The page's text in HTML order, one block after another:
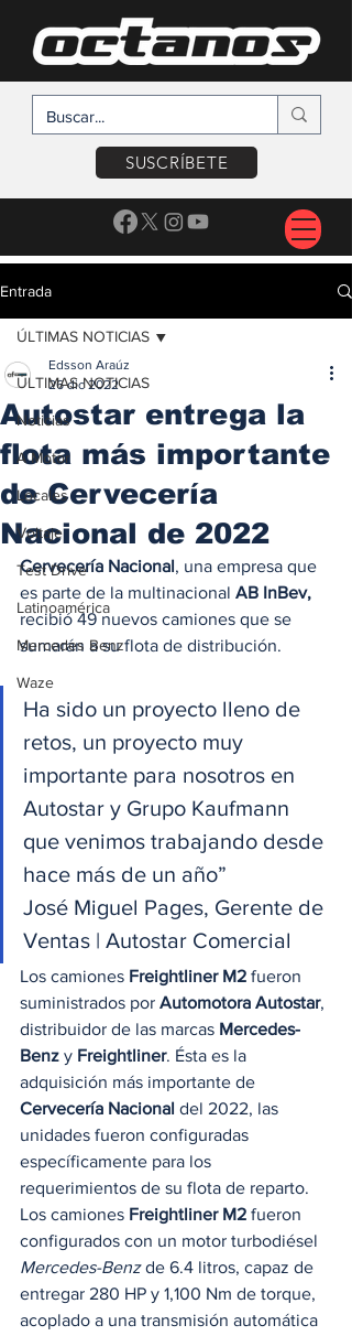
SUSCRÍBETE
Entrada
ÚLTIMAS NOTICIAS
Noticias
A Motor
Locales
Voltaje
Test Drive
Latinoamérica
Mercedes Benz
Waze
ÚLTIMAS NOTICIAS
Autostar entrega la
flota más importante
de Cervecería
Nacional de 2022
Edsson Araúz
26 dic 2022
Cervecería Nacional, una empresa que
es parte de la multinacional AB InBev,
recibió 49 nuevos camiones que se
sumarán a su flota de distribución.
Ha sido un proyecto lleno de
retos, un proyecto muy
importante para nosotros en
Autostar y Grupo Kaufmann
que venimos trabajando desde
hace más de un año”
José Miguel Pages, Gerente de
Ventas | Autostar Comercial
Los camiones Freightliner M2 fueron
suministrados por Automotora Autostar,
distribuidor de las marcas Mercedes-
Benz y Freightliner. Ésta es la
adquisición más importante de
Cervecería Nacional del 2022, las
unidades fueron configuradas
específicamente para los
requerimientos de su flota de reparto.
Los camiones Freightliner M2 fueron
configurados con un motor turbodiésel
Mercedes-Benz de 6.4 litros, capaz de
entregar 280 HP y 1,100 Nm de torque,
acoplado a una transmisión automática